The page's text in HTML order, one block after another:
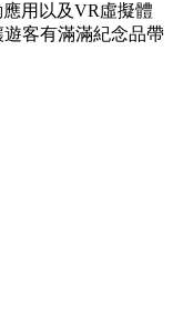
用以及VR虛擬體
客有滿滿紀念品帶